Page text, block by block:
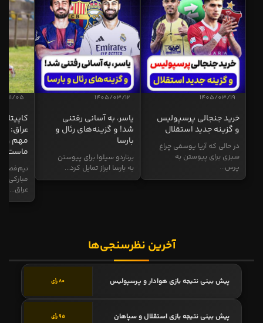
1405/03/19
خرید جنجالی پرسپولیس
و گزینه جدید استقلال
در حالی که آریا یوسفی چراغ
سبزی برای پیوستن به
پرس...
1405/03/12
یاسر، به آسانی رفتنی
شد! و گزینه‌های رئال و
بارسا
برناردو سیلوا برای پیوستن
به بارسا ابراز تمایل کرد...
11/05
عراق:
مهم و
ماست
نیم‌فصل
مبارکی
عراق...
آخرین نظرسنجی‌ها
پیش بینی نتیجه بازی هوادار و پرسپولیس 80 رأی
پیش بینی نتیجه بازی استقلال و سپاهان 95 رأی